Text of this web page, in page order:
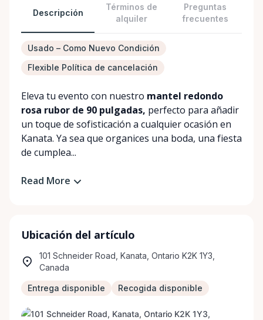
Descripción
Términos de
alquiler
Preguntas
frecuentes
Usado – Como Nuevo Condición
Flexible Política de cancelación
Eleva tu evento con nuestro mantel redondo
rosa rubor de 90 pulgadas, perfecto para añadir
un toque de sofisticación a cualquier ocasión en
Kanata. Ya sea que organices una boda, una fiesta
de cumplea...
Read More
Ubicación del artículo
101 Schneider Road, Kanata, Ontario K2K 1Y3,
Canada
Entrega disponible Recogida disponible